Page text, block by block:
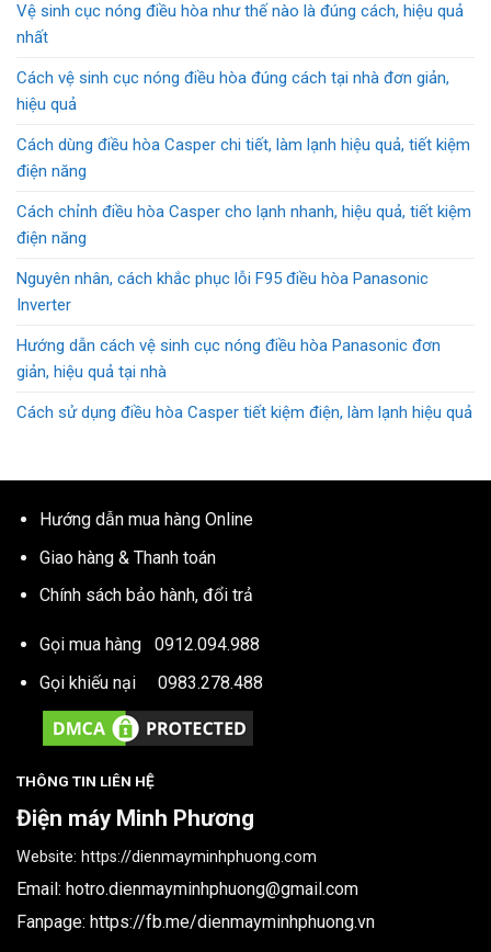
Vệ sinh cục nóng điều hòa như thế nào là đúng cách, hiệu quả
nhất
Cách vệ sinh cục nóng điều hòa đúng cách tại nhà đơn giản,
hiệu quả
Cách dùng điều hòa Casper chi tiết, làm lạnh hiệu quả, tiết kiệm
điện năng
Cách chỉnh điều hòa Casper cho lạnh nhanh, hiệu quả, tiết kiệm
điện năng
Nguyên nhân, cách khắc phục lỗi F95 điều hòa Panasonic
Inverter
Hướng dẫn cách vệ sinh cục nóng điều hòa Panasonic đơn
giản, hiệu quả tại nhà
Cách sử dụng điều hòa Casper tiết kiệm điện, làm lạnh hiệu quả
Hướng dẫn mua hàng Online
Giao hàng & Thanh toán
Chính sách bảo hành, đổi trả
Gọi mua hàng 0912.094.988
Gọi khiếu nại 0983.278.488
THÔNG TIN LIÊN HỆ
Điện máy Minh Phương
Website: https://dienmayminhphuong.com
Email: hotro.dienmayminhphuong@gmail.com
Fanpage: https://fb.me/dienmayminhphuong.vn